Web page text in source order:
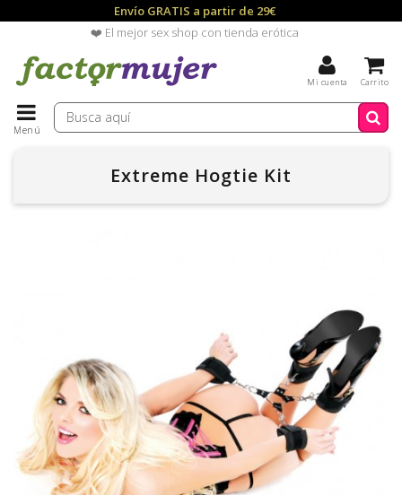
Envío GRATIS a partir de 29€
❤️ El mejor sex shop con tienda erótica
Carrito
Mi cuenta
Menú
Extreme Hogtie Kit